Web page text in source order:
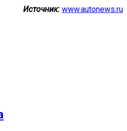
Источник: www.autonews.ru